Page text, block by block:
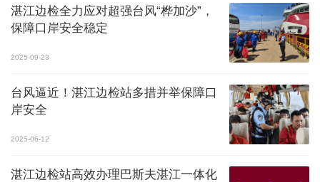
湛江边检全力应对超强台风“桦加沙”，
保障口岸安全稳定
2025-09-23
台风逼近！湛江边检站多措并举保障口
岸安全
2025-06-12
湛江边检站高效办理巴斯夫湛江一体化